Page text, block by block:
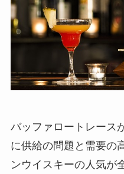
バッファロートレース
に供給の問題と需要の
ンウイスキーの人気が